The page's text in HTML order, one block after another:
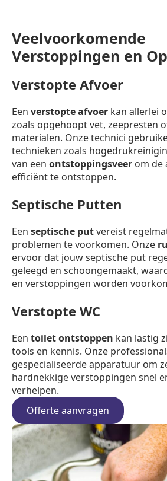
Veelvoorkomende
Verstoppingen en
Verstopte Afvoer
Een verstopte afvoer kan allerlei
zoals opgehoopt vet, zeepresten
materialen. Onze technici
technieken zoals
van een ontstoppingsveer om de
efficiënt te ontstoppen.
Septische Putten
Een septische putvereist
problemen te voorkomen. Onze
ervoor dat jouw septische put
geleegd en schoongemaakt,
en verstoppingen worden
Verstopte WC
Een toilet ontstoppen kan lastig
tools en kennis. Onze
gespecialiseerde apparatuur om
hardnekkige verstoppingen snel
verhelpen.
Offerte aanvragen